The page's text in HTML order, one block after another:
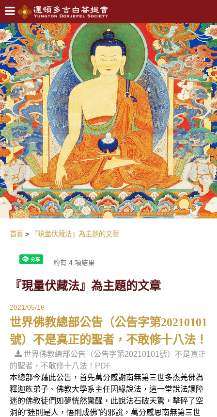
首頁 『現量伏藏法』為主題的文章
『現量伏藏法』為主題的文章
約有 4 項結果
2021/05/16
世界佛教總部公告（公告字第20210101
號）不是真正的聖者，不敢修十八法！
世界佛教總部公告（公告字第20210101號）不是真正
的聖者，不敢修十八法！PDF
本總部今藉此公告，首先萬分感謝南無第三世多杰羌佛為
釋迦族弟子、佛教大學系主任因緣說法，這一堂說法讓障
迷的佛教徒們如夢恍然驚醒，此說法石破天驚，擊碎了空
洞的“迷則是人，悟則成佛”的邪說，萬分感恩南無第三世